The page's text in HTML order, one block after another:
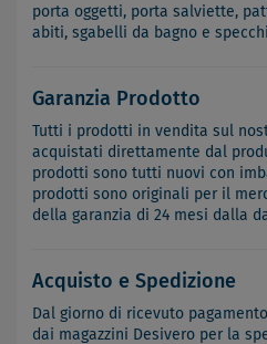
porta oggetti, porta salviette,
abiti, sgabelli da bagno e
Garanzia Prodotto
Tutti i prodotti in vendita sul
acquistati direttamente dal
prodotti sono tutti nuovi con
prodotti sono originali per il
della garanzia di 24 mesi dalla
Acquisto e Spedizione
Dal giorno di ricevuto
dai magazzini Desivero per la